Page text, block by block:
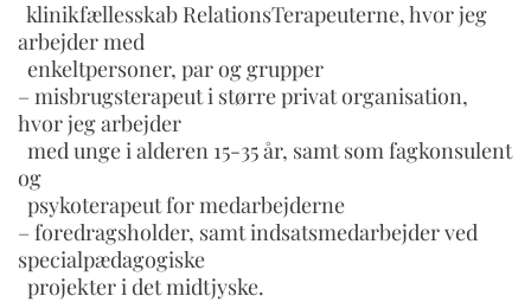
klinikfællesskab RelationsTerapeuterne, hvor jeg
arbejder med
enkeltpersoner, par og grupper
– misbrugsterapeut i større privat organisation,
hvor jeg arbejder
med unge i alderen 15-35 år, samt som fagkonsulent
og
psykoterapeut for medarbejderne
– foredragsholder, samt indsatsmedarbejder ved
specialpædagogiske
projekter i det midtjyske.